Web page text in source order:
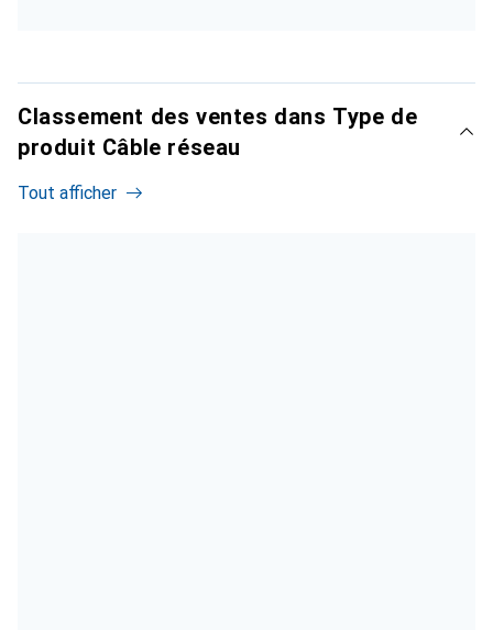
Classement des ventes dans Type de
produit Câble réseau
Tout afficher